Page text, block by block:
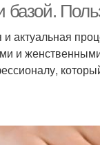
актуальная
и